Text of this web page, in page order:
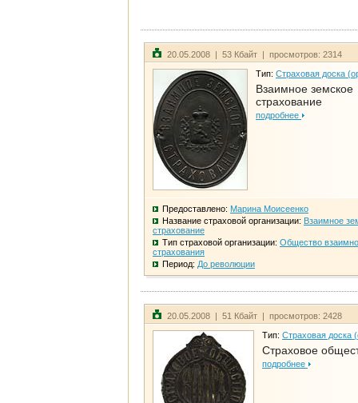
20.05.2008 | 53 Кбайт | просмотров: 2314
Тип: Страховая доска
Взаимное земское
страхование
подробнее
Предоставлено: Марина Моисеенко
Название страховой организации: Взаимное
страхование
Тип страховой организации: Общество
страхования
Период: До революции
20.05.2008 | 51 Кбайт | просмотров: 2428
Тип: Страховая доска
Страховое
подробнее